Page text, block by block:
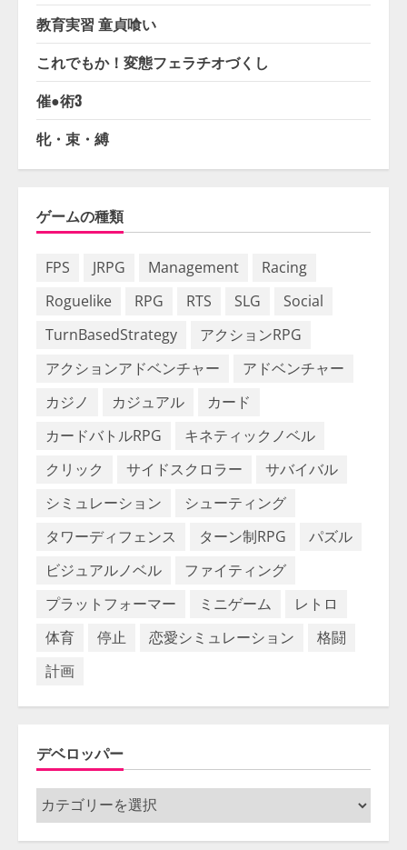
教育実習 童貞喰い
これでもか！変態フェラチオづくし
催●術3
牝・束・縛
ゲームの種類
FPS JRPG Management
Racing
Roguelike
RPG RTS SLG
Social
TurnBasedStrategy
アクションRPG
アクションアドベンチャー
アドベンチャー
カジノ
カジュアル
カード
カードバトルRPG
キネティックノベル
クリック
サイドスクロラー
サバイバル
シミュレーション
シューティング
タワーディフェンス
ターン制RPG
パズル
ビジュアルノベル
ファイティング
プラットフォーマー
ミニゲーム
レトロ
体育
停止 恋愛シミュレーション
格闘
計画
デベロッパー
デ
ベ